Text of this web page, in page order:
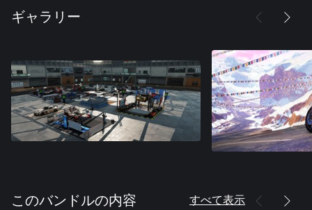
ギャラリー
このバンドルの内容 すべて表示